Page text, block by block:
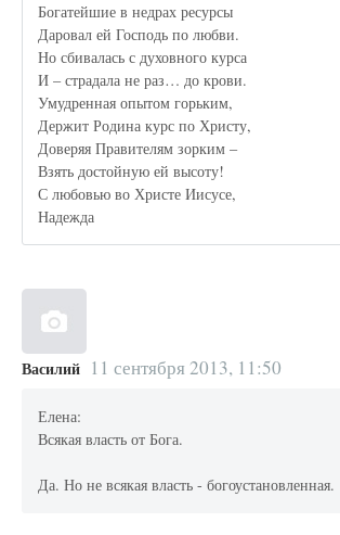
Богатейшие в недрах ресурсы
Даровал ей Господь по любви.
Но сбивалась с духовного курса
И – страдала не раз… до крови.
Умудренная опытом горьким,
Держит Родина курс по Христу,
Доверяя Правителям зорким –
Взять достойную ей высоту!
С любовью во Христе Иисусе,
Надежда
Василий 11 сентября 2013, 11:50
Елена:
Всякая власть от Бога.
Да. Но не всякая власть - богоустановленная.